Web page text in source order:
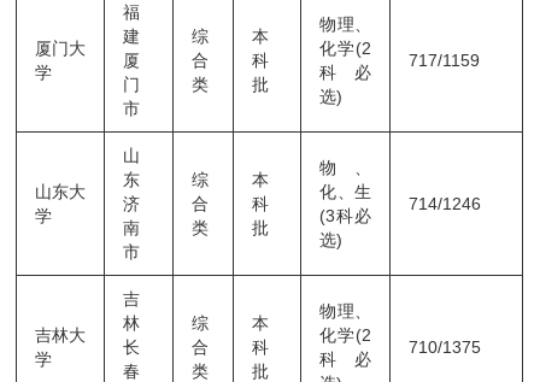
厦门大
学
福
建
厦
门
市
综
合
类
本
科
批
物理、
化学(2
科必
选)
717/1159
山东大
学
山
东
济
南
市
综
合
类
本
科
批
物、
化、生
(3科必
选)
714/1246
吉林大
学
吉
林
长
春
综
合
类
本
科
批
物理、
化学(2
科必
710/1375